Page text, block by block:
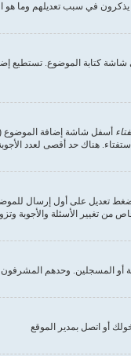
في سبب تعديلهم وما هو
كتابة الموضوع. تستطيع
أسفل شاشة إضافة الموضوع
هناك حد أقصى لعدد
اضغط تعديل على أول إرسال
من تغيير الأسئلة والأجوبة
المسجلين. وحدهم المشرفون
أو اتصل بمدير الموقع